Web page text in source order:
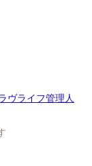
ヴライフ管理人